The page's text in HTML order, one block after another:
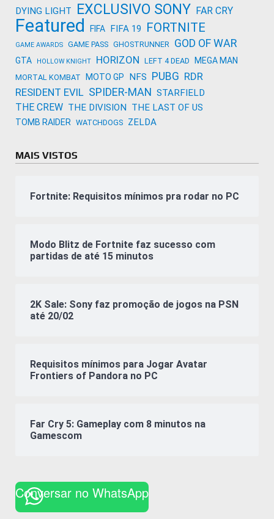
DYING LIGHT EXCLUSIVO SONY FAR CRY
Featured FIFA FIFA 19 FORTNITE
GAME AWARDS GAME PASS GHOSTRUNNER GOD OF WAR
GTA HOLLOW KNIGHT HORIZON LEFT 4 DEAD MEGA MAN
MORTAL KOMBAT MOTO GP NFS PUBG RDR
RESIDENT EVIL SPIDER-MAN STARFIELD
THE CREW THE DIVISION THE LAST OF US
TOMB RAIDER WATCHDOGS ZELDA
MAIS VISTOS
Fortnite: Requisitos mínimos pra rodar no PC
Modo Blitz de Fortnite faz sucesso com
partidas de até 15 minutos
2K Sale: Sony faz promoção de jogos na PSN
até 20/02
Requisitos mínimos para Jogar Avatar
Frontiers of Pandora no PC
Far Cry 5: Gameplay com 8 minutos na
Gamescom
Conversar no WhatsApp